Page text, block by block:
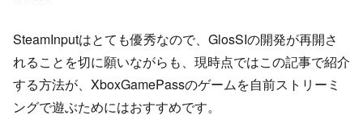
SteamInputはとても優秀なので、GlosSIの開発が再開さ
れることを切に願いながらも、現時点ではこの記事で紹介
する方法が、XboxGamePassのゲームを自前ストリーミ
ングで遊ぶためにはおすすめです。